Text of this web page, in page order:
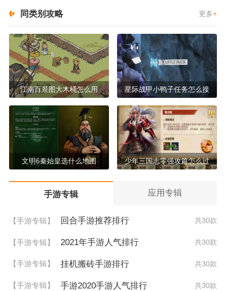
同类别攻略 更多+
江南百景图大木桶怎么用 星际战甲小鸭子任务怎么接
文明6秦始皇选什么地图 少年三国志零强攻篇怎么过
手游专辑 应用专辑
【手游专辑】 回合手游推荐排行 共30款
【手游专辑】 2021年手游人气排行 共30款
【手游专辑】 挂机搬砖手游排行 共30款
【手游专辑】 手游2020手游人气排行 共30款